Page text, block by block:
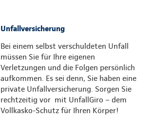
Unfallversicherung
Bei einem selbst verschuldeten Unfall
müssen Sie für Ihre eigenen
Verletzungen und die Folgen persönlich
aufkommen. Es sei denn, Sie haben eine
private Unfallversicherung. Sorgen Sie
rechtzeitig vor mit UnfallGiro – dem
Vollkasko-Schutz für Ihren Körper!